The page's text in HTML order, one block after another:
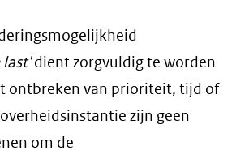
last'dient zorgvuldig te worden
ontbreken van prioriteit, tijd of
zijn geen
om de